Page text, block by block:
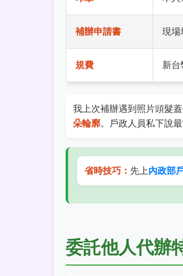
補辦申請書 現場
規費 新
我上次補辦遇到照片頭髮
朵輪廓。戶政人員私下說
省時技巧： 先上內政部
委託他人代辦